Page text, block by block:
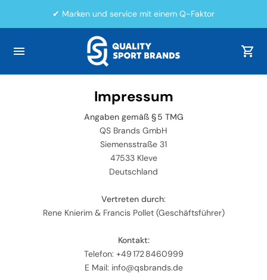
✔ Marken und service mit einem Q-Faktor
Impressum
Angaben gemäß § 5 TMG
QS Brands GmbH
Siemensstraße 31
47533 Kleve
Deutschland
Vertreten durch:
Rene Knierim & Francis Pollet (Geschäftsführer)
Kontakt:
Telefon: +49 172 8460999
E Mail: info@qsbrands.de